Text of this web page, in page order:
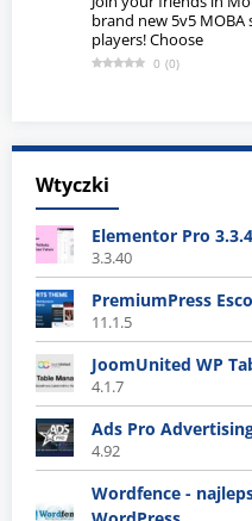
brand new 5v5
players! Choose
0 (0)
Wtyczki
Elementor Pro
3.3.40
PremiumPress
11.1.5
JoomUnited WP
4.1.7
Ads Pro
4.92
Wordfence -